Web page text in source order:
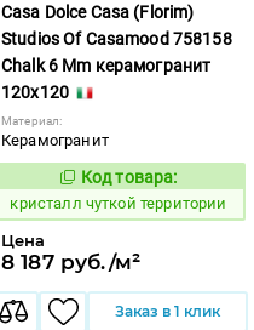
Casa Dolce Casa (Florim)
Studios Of Casamood 758158
Chalk 6 Mm керамогранит
120x120
Материал:
Керамогранит
827229
Код товара:
кристалл чуткой территории
Цена
8 187 руб./м²
Заказ в 1 клик